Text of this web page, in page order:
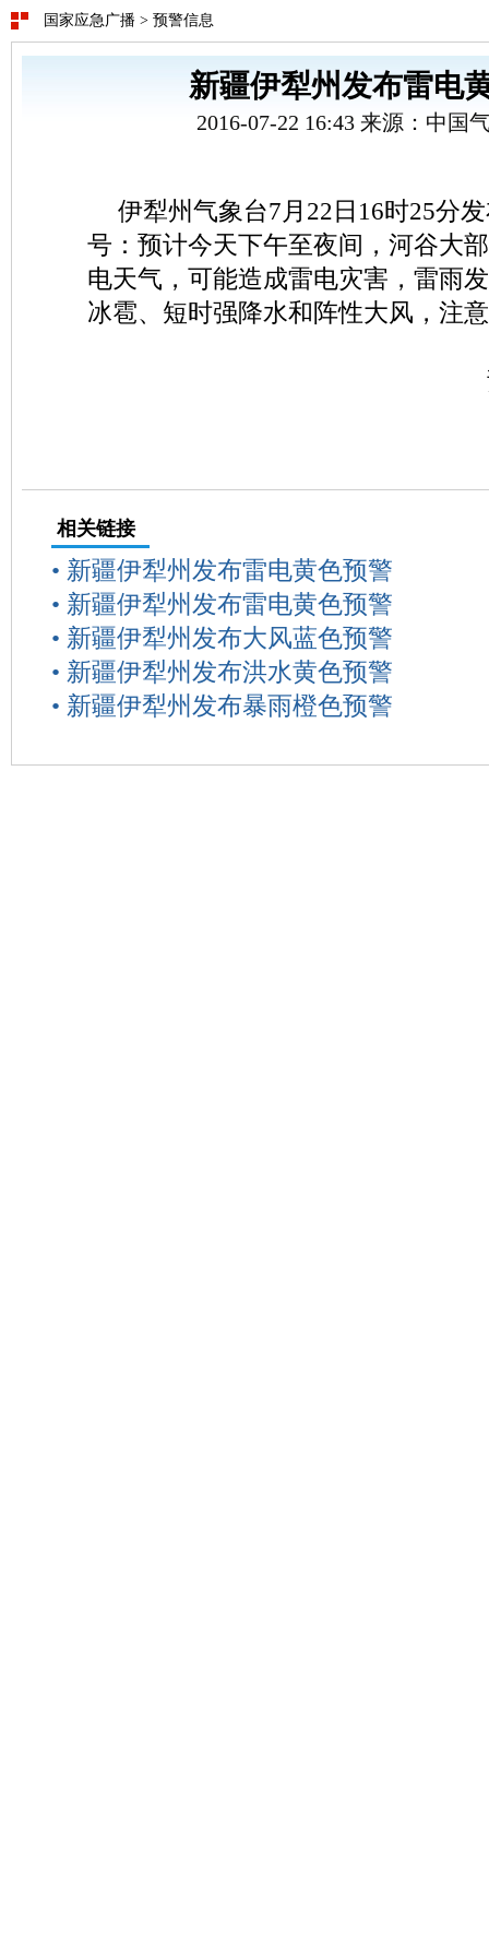
国家应急广播 > 预警信息
新疆伊犁州发布雷电
2016-07-22 16:43 来源：中国
伊犁州气象台7月22日16时25分
号：预计今天下午至夜间，河谷大
电天气，可能造成雷电灾害，雷雨
冰雹、短时强降水和阵性大风，注
相关链接
• 新疆伊犁州发布雷电黄色预警
• 新疆伊犁州发布雷电黄色预警
• 新疆伊犁州发布大风蓝色预警
• 新疆伊犁州发布洪水黄色预警
• 新疆伊犁州发布暴雨橙色预警